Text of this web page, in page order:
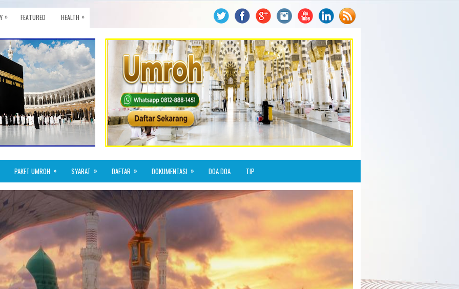
» FEATURED HEALTH »
PAKET UMROH » SYARAT » DAFTAR » DOKUMENTASI » DOA DOA TIP